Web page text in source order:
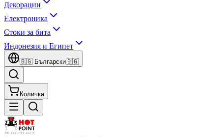
Декорации
Електроника
Стоки за бита
Индонезия и Египет
🇧🇬 Български🇧🇬
Количка